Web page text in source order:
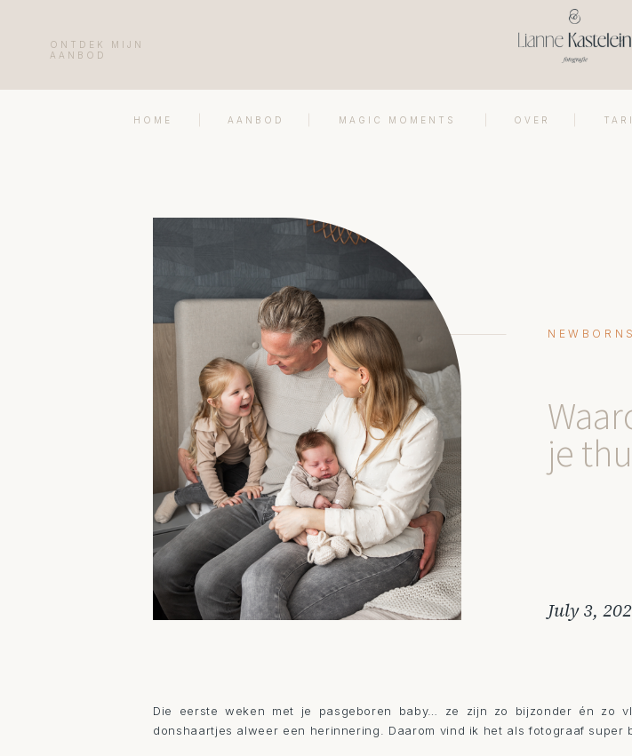
ONTDEK MIJN
AANBOD
OVER
MAGIC MOMENTS
AANBOD
HOME
July 3,
je
Die eerste weken met je pasgeboren baby… ze zijn zo bijzonder én zo
donshaartjes alweer een herinnering. Daarom vind ik het als fotograaf